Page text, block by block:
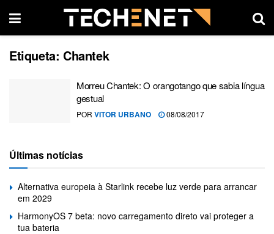
Etiqueta: Chantek
Morreu Chantek: O orangotango que sabia língua
gestual
POR VITOR URBANO 08/08/2017
Últimas notícias
Alternativa europeia à Starlink recebe luz verde para arrancar
em 2029
HarmonyOS 7 beta: novo carregamento direto vai proteger a
tua bateria